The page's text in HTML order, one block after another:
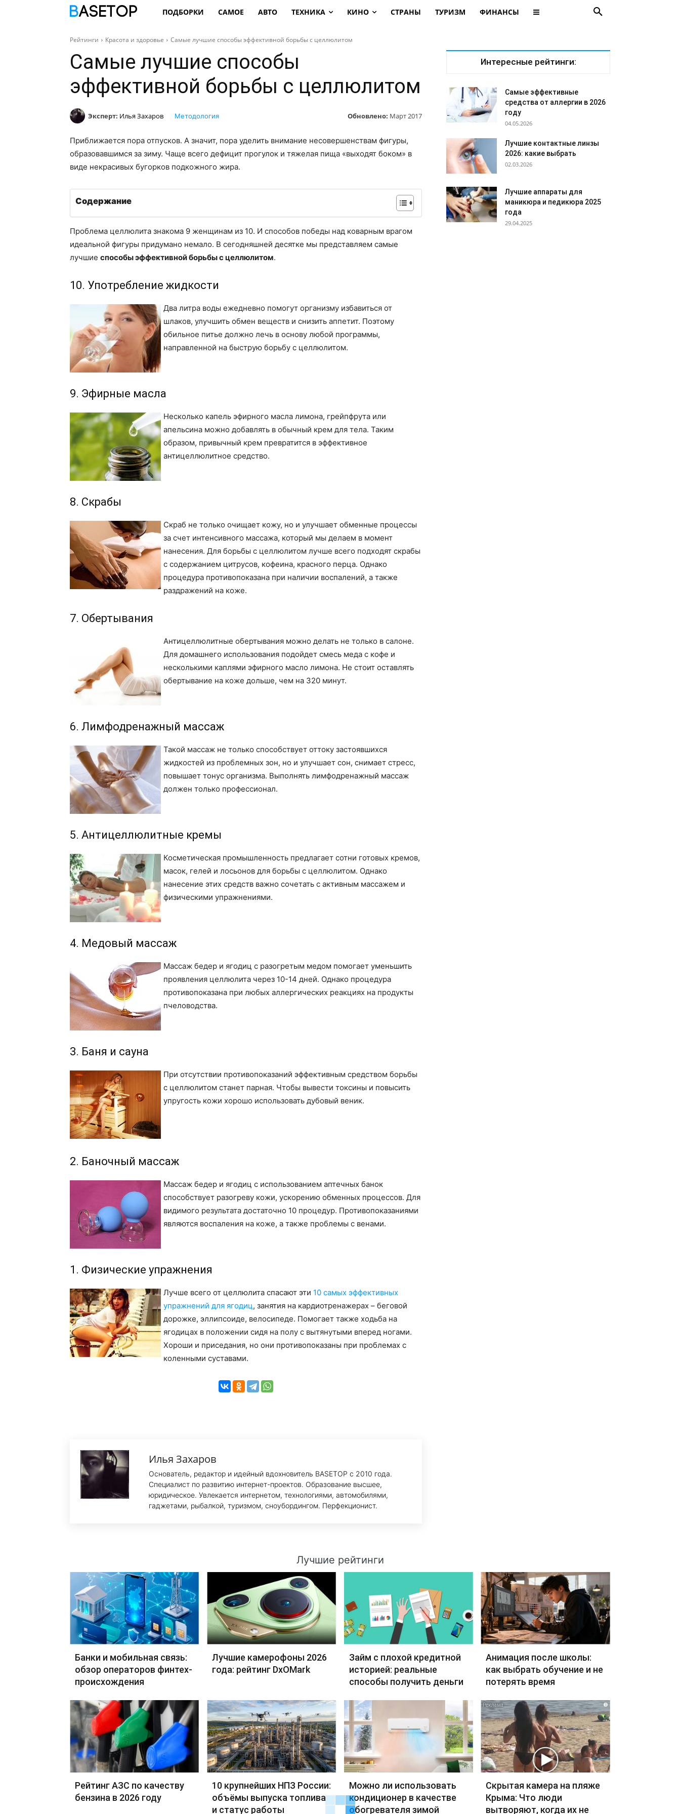
ПОДБОРКИ САМОЕ АВТО ТЕХНИКА КИНО СТРАНЫ ТУРИЗМ ФИНАНСЫ
Рейтинги Красота и здоровье Самые лучшие способы эффективной борьбы с целлюлитом
Самые лучшие способы
эффективной борьбы с целлюлитом
Эксперт: Илья Захаров Обновлено: Март 2017
Методология
Приближается пора отпусков. А значит, пора уделить внимание несовершенствам фигуры,
образовавшимся за зиму. Чаще всего дефицит прогулок и тяжелая пища «выходят боком» в
виде некрасивых бугорков подкожного жира.
Содержание
Проблема целлюлита знакома 9 женщинам из 10. И способов победы над коварным врагом
идеальной фигуры придумано немало. В сегодняшней десятке мы представляем самые
лучшие способы эффективной борьбы с целлюлитом.
10. Употребление жидкости
Два литра воды ежедневно помогут организму избавиться от
шлаков, улучшить обмен веществ и снизить аппетит. Поэтому
обильное питье должно лечь в основу любой программы,
направленной на быструю борьбу с целлюлитом.
9. Эфирные масла
Несколько капель эфирного масла лимона, грейпфрута или
апельсина можно добавлять в обычный крем для тела. Таким
образом, привычный крем превратится в эффективное
антицеллюлитное средство.
8. Скрабы
Скраб не только очищает кожу, но и улучшает обменные процессы
за счет интенсивного массажа, который мы делаем в момент
нанесения. Для борьбы с целлюлитом лучше всего подходят скрабы
с содержанием цитрусов, кофеина, красного перца. Однако
процедура противопоказана при наличии воспалений, а также
раздражений на коже.
7. Обертывания
Антицеллюлитные обертывания можно делать не только в салоне.
Для домашнего использования подойдет смесь меда с кофе и
несколькими каплями эфирного масло лимона. Не стоит оставлять
обертывание на коже дольше, чем на 320 минут.
6. Лимфодренажный массаж
Такой массаж не только способствует оттоку застоявшихся
жидкостей из проблемных зон, но и улучшает сон, снимает стресс,
повышает тонус организма. Выполнять лимфодренажный массаж
должен только профессионал.
5. Антицеллюлитные кремы
Косметическая промышленность предлагает сотни готовых кремов,
масок, гелей и лосьонов для борьбы с целлюлитом. Однако
нанесение этих средств важно сочетать с активным массажем и
физическими упражнениями.
4. Медовый массаж
Массаж бедер и ягодиц с разогретым медом помогает уменьшить
проявления целлюлита через 10-14 дней. Однако процедура
противопоказана при любых аллергических реакциях на продукты
пчеловодства.
3. Баня и сауна
При отсутствии противопоказаний эффективным средством борьбы
с целлюлитом станет парная. Чтобы вывести токсины и повысить
упругость кожи хорошо использовать дубовый веник.
2. Баночный массаж
Массаж бедер и ягодиц с использованием аптечных банок
способствует разогреву кожи, ускорению обменных процессов. Для
видимого результата достаточно 10 процедур. Противопоказаниями
являются воспаления на коже, а также проблемы с венами.
1. Физические упражнения
Лучше всего от целлюлита спасают эти 10 самых эффективных
упражнений для ягодиц, занятия на кардиотренажерах – беговой
дорожке, эллипсоиде, велосипеде. Помогает также ходьба на
ягодицах в положении сидя на полу с вытянутыми вперед ногами.
Хороши и приседания, но они противопоказаны при проблемах с
коленными суставами.
Илья Захаров
Основатель, редактор и идейный вдохновитель BASETOP с 2010 года.
Специалист по развитию интернет-проектов. Образование высшее,
юридическое. Увлекается интернетом, технологиями, автомобилями,
гаджетами, рыбалкой, туризмом, сноубордингом. Перфекционист.
Интересные рейтинги:
Самые эффективные
средства от аллергии в 2026
году
04.05.2026
Лучшие контактные линзы
2026: какие выбрать
02.03.2026
Лучшие аппараты для
маникюра и педикюра 2025
года
29.04.2025
Лучшие рейтинги
Банки и мобильная связь:
обзор операторов финтех-
происхождения
Лучшие камерофоны 2026
года: рейтинг DxOMark
Займ с плохой кредитной
историей: реальные
способы получить деньги
Анимация после школы:
как выбрать обучение и не
потерять время
Рейтинг АЗС по качеству
бензина в 2026 году
10 крупнейших НПЗ России:
объёмы выпуска топлива
и статус работы
Можно ли использовать
кондиционер в качестве
обогревателя зимой
i
Скрытая камера на пляже
Крыма: Что люди
вытворяют, когда их не